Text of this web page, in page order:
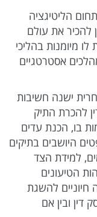
הליטיגציה
להכיר את עולם
מיומנות בהליכי
אסטרטגיים
ישנה חשיבות
להכרת התיק
בו, הכנת עדים
היושבים בתיקים
למידת הצד
הטיעונים
חיוניים להשגת
דין ובין אם